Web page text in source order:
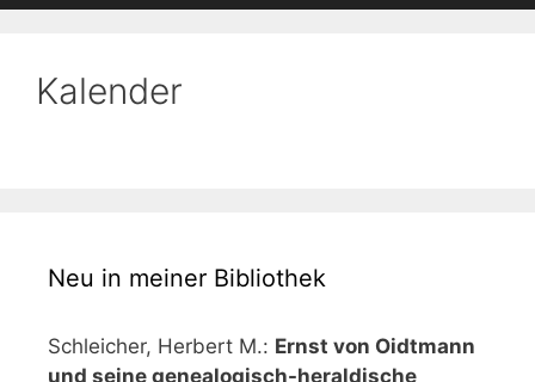
Kalender
Neu in meiner Bibliothek
Schleicher, Herbert M.: Ernst von Oidtmann
und seine genealogisch-heraldische